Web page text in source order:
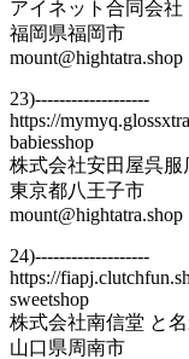
アイネット合同会社
福岡県福岡市
mount@hightatra.shop
23)-------------------
https://
babiesshop
株式会社安田屋呉服
東京都八王子市
mount@hightatra.shop
24)-------------------
https://
sweetshop
株式会社南信堂 と
山口県周南市